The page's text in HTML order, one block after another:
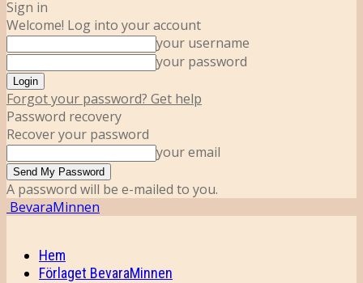
Sign in
Welcome! Log into your account
your username
your password
Forgot your password? Get help
Password recovery
Recover your password
your email
A password will be e-mailed to you.
BevaraMinnen
Hem
Förlaget BevaraMinnen